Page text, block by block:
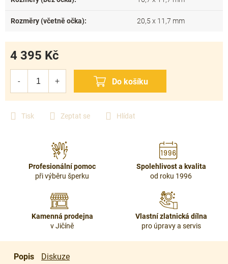
Tisk Zeptat se Hlídat
4 395 Kč
Rozměry (včetně očka): 20,5 x 11,7 mm
Profesionální pomoc
při výběru šperku
Spolehlivost a kvalita
od roku 1996
Kamenná prodejna
v Jičíně
Vlastní zlatnická dílna
pro úpravy a servis
Popis Diskuze